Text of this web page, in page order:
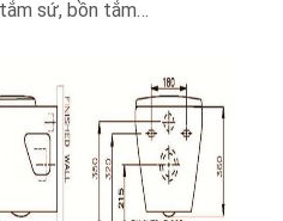
sứ, bồn tắm…